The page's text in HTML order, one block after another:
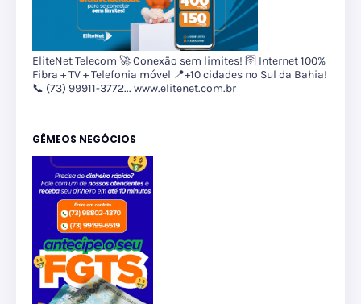
EliteNet Telecom 🚀 Conexão sem limites! 🛜 Internet 100%
Fibra + TV + Telefonia móvel 📍+10 cidades no Sul da Bahia!
📞 (73) 99911-3772... www.elitenet.com.br
GÊMEOS NEGÓCIOS